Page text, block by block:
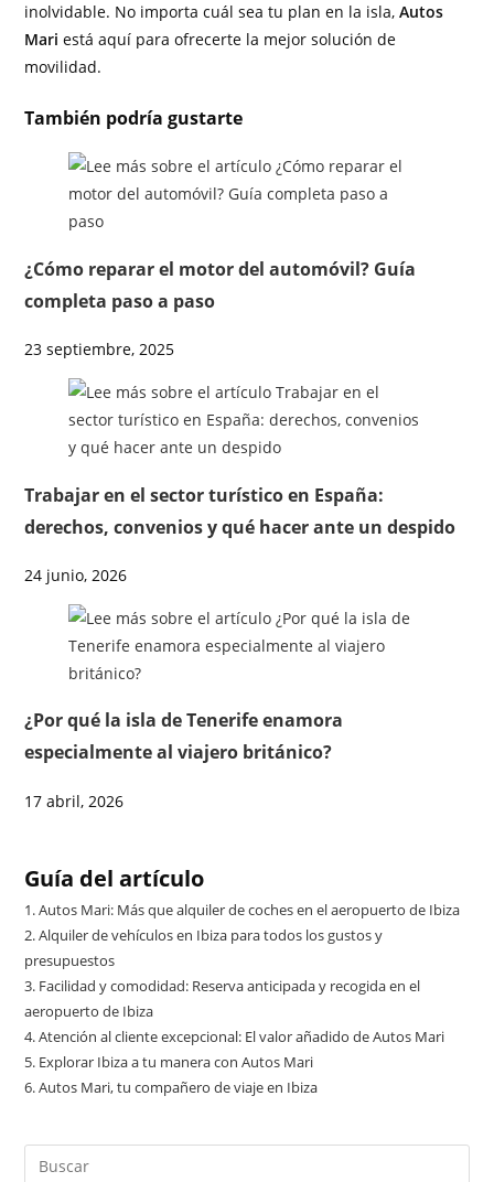
inolvidable. No importa cuál sea tu plan en la isla,Autos
Mari está aquí para ofrecerte la mejor solución de
movilidad.
También podría gustarte
¿Cómo reparar el motor del automóvil? Guía
completa paso a paso
23 septiembre, 2025
Trabajar en el sector turístico en España:
derechos, convenios y qué hacer ante un despido
24 junio, 2026
¿Por qué la isla de Tenerife enamora
especialmente al viajero británico?
17 abril, 2026
Guía del artículo
1.Autos Mari: Más que alquiler de coches en el aeropuerto de Ibiza
2.Alquiler de vehículos en Ibiza para todos los gustos y
presupuestos
3. Facilidad y comodidad: Reserva anticipada y recogida en el
aeropuerto de Ibiza
4.Atención al cliente excepcional: El valor añadido de Autos Mari
5. Explorar Ibiza a tu manera con Autos Mari
6.Autos Mari, tu compañero de viaje en Ibiza